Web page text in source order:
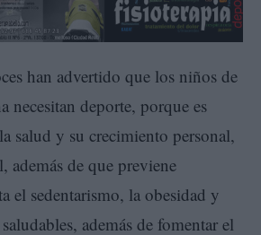
han advertido que los niños de
necesitan deporte, porque es
salud y su crecimiento personal,
además de que previene
el sedentarismo, la obesidad y
además de fomentar el